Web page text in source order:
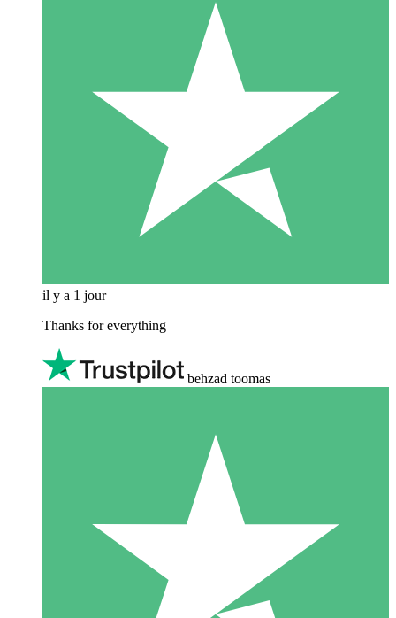
il y a 1 jour
Thanks for everything
behzad toomas